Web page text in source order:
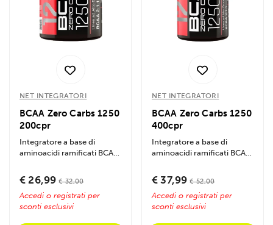
NET INTEGRATORI
BCAA Zero Carbs 1250
200cpr
Integratore a base di
aminoacidi ramificati BCAA
formulazione...
€ 26,99 € 32,00
Accedi o registrati per
sconti esclusivi
NET INTEGRATORI
BCAA Zero Carbs 1250
400cpr
Integratore a base di
aminoacidi ramificati BCAA
formulazione...
€ 37,99 € 52,00
Accedi o registrati per
sconti esclusivi